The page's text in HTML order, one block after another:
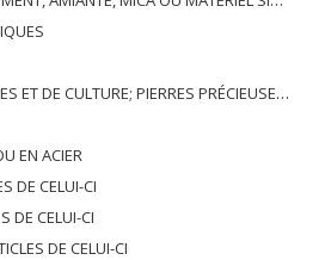
MÉTAUX PRÉCIEUX, PLAQUÉS OU DOUBLÉS DE MÉTAUX PRÉCIEUX ET OUVRAGES EN CES MATIÈRES; IMITATION BIJOUTERIE; PIÈCE DE MONNAIE
EN ACIER
DE CELUI-CI
DE CELUI-CI
DE CELUI-CI